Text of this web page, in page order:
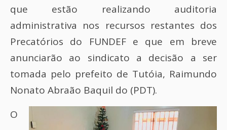
que estão realizando auditoria
administrativa nos recursos restantes dos
Precatórios do FUNDEF e que em breve
anunciarão ao sindicato a decisão a ser
tomada pelo prefeito de Tutóia, Raimundo
Nonato Abraão Baquil do (PDT).
O